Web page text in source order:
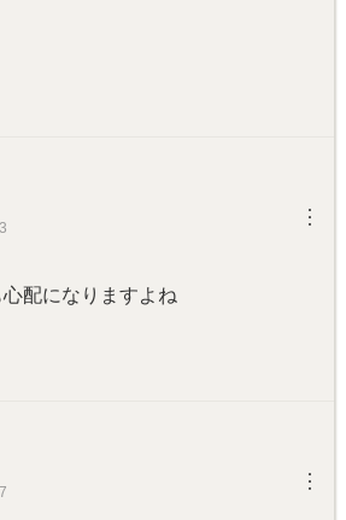
︙
配になりますよね
︙